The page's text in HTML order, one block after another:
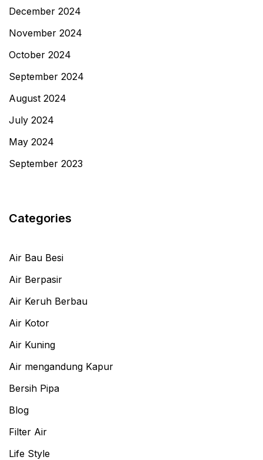
December 2024
November 2024
October 2024
September 2024
August 2024
July 2024
May 2024
September 2023
Categories
Air Bau Besi
Air Berpasir
Air Keruh Berbau
Air Kotor
Air Kuning
Air mengandung Kapur
Bersih Pipa
Blog
Filter Air
Life Style